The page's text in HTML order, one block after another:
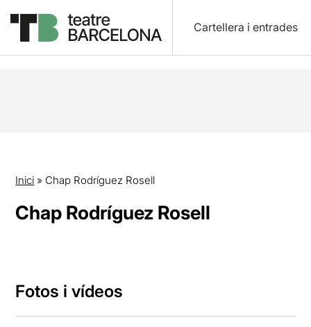
Cartellera i entrades
Inici » Chap Rodríguez Rosell
Chap Rodríguez Rosell
Fotos i vídeos